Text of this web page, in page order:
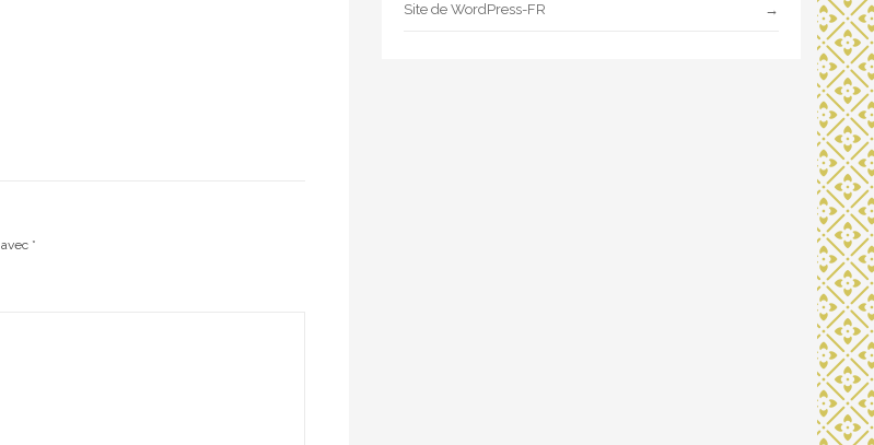
*
Site de WordPress-FR